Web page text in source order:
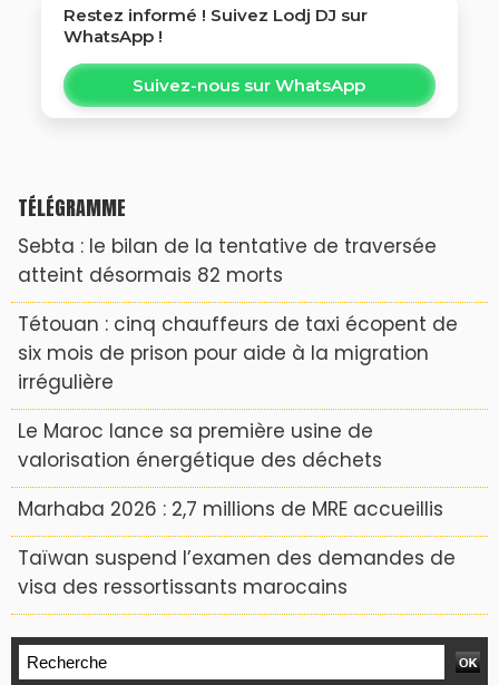
Restez informé ! Suivez Lodj DJ sur
WhatsApp !
Suivez-nous sur WhatsApp
TÉLÉGRAMME
Sebta : le bilan de la tentative de traversée
atteint désormais 82 morts
Tétouan : cinq chauffeurs de taxi écopent de
six mois de prison pour aide à la migration
irrégulière
Le Maroc lance sa première usine de
valorisation énergétique des déchets
Marhaba 2026 : 2,7 millions de MRE accueillis
Taïwan suspend l’examen des demandes de
visa des ressortissants marocains